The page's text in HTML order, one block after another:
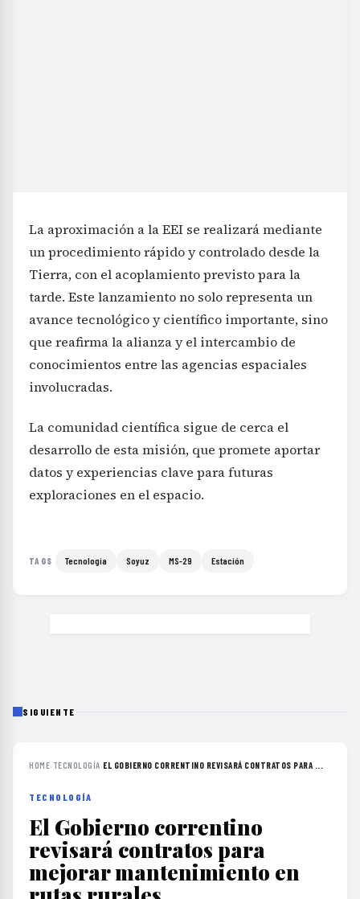
La aproximación a la EEI se realizará mediante
un procedimiento rápido y controlado desde la
Tierra, con el acoplamiento previsto para la
tarde. Este lanzamiento no solo representa un
avance tecnológico y científico importante, sino
que reafirma la alianza y el intercambio de
conocimientos entre las agencias espaciales
involucradas.
La comunidad científica sigue de cerca el
desarrollo de esta misión, que promete aportar
datos y experiencias clave para futuras
exploraciones en el espacio.
TAGS Tecnología Soyuz MS-29 Estación
SIGUIENTE
HOME› TECNOLOGÍA›EL GOBIERNO CORRENTINO REVISARÁ CONTRATOS PARA ...
TECNOLOGÍA
El Gobierno correntino
revisará contratos para
mejorar mantenimiento en